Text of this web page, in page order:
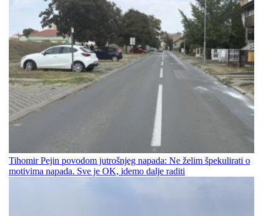
Tihomir Pejin povodom jutrošnjeg napada: Ne želim špekulirati o
motivima napada. Sve je OK, idemo dalje raditi